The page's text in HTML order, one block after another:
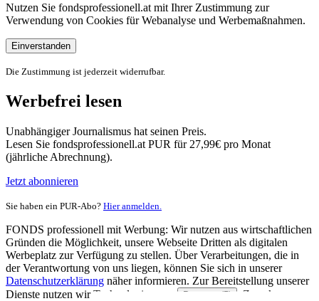
Nutzen Sie fondsprofessionell.at mit Ihrer Zustimmung zur
Verwendung von Cookies für Webanalyse und Werbemaßnahmen.
Einverstanden
Die Zustimmung ist jederzeit widerrufbar.
Werbefrei lesen
Unabhängiger Journalismus hat seinen Preis.
Lesen Sie fondsprofessionell.at PUR für 27,99€ pro Monat
(jährliche Abrechnung).
Jetzt abonnieren
Sie haben ein PUR-Abo? Hier anmelden.
FONDS professionell mit Werbung: Wir nutzen aus wirtschaftlichen
Gründen die Möglichkeit, unsere Webseite Dritten als digitalen
Werbeplatz zur Verfügung zu stellen. Über Verarbeitungen, die in
der Verantwortung von uns liegen, können Sie sich in unserer
Datenschutzerklärung näher informieren. Zur Bereitstellung unserer
Dienste nutzen wir Technologien von
Partnern (5)
. Zwecke: